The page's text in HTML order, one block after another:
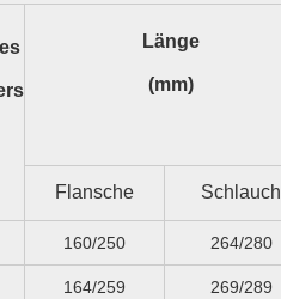
Länge
(mm)
Flansche Schlauch
160/250 264/280
164/259 269/289